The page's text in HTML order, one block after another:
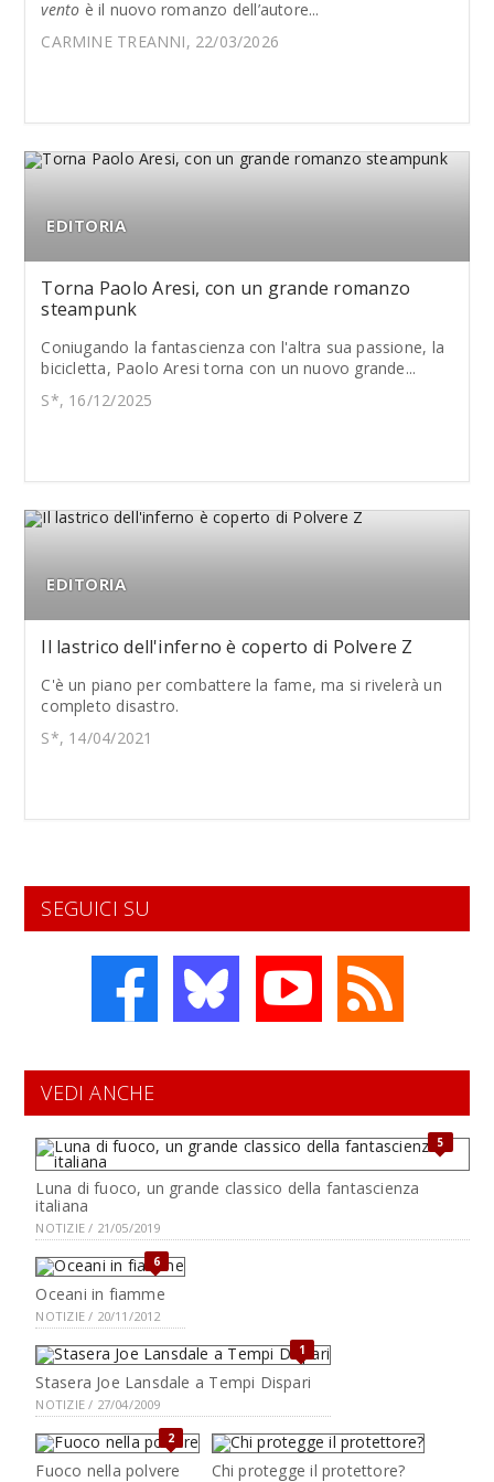
vento è il nuovo romanzo dell’autore...
CARMINE TREANNI, 22/03/2026
EDITORIA
Torna Paolo Aresi, con un grande romanzo
steampunk
Coniugando la fantascienza con l'altra sua passione, la
bicicletta, Paolo Aresi torna con un nuovo grande...
S*, 16/12/2025
EDITORIA
Il lastrico dell'inferno è coperto di Polvere Z
C'è un piano per combattere la fame, ma si rivelerà un
completo disastro.
S*, 14/04/2021
SEGUICI SU
VEDI ANCHE
5
Luna di fuoco, un grande classico della fantascienza
italiana
NOTIZIE / 21/05/2019
6
Oceani in fiamme
NOTIZIE / 20/11/2012
1
Stasera Joe Lansdale a Tempi Dispari
NOTIZIE / 27/04/2009
2
Fuoco nella polvere Chi protegge il protettore?